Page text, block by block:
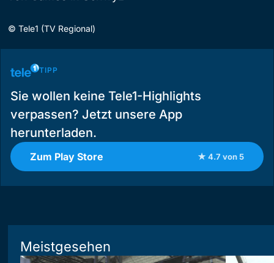
© Tele1 (TV Regional)
TIPP
Sie wollen keine Tele1-Highlights
verpassen? Jetzt unsere App
herunterladen.
Zum Play Store ★ 4.7 von 5
Meistgesehen